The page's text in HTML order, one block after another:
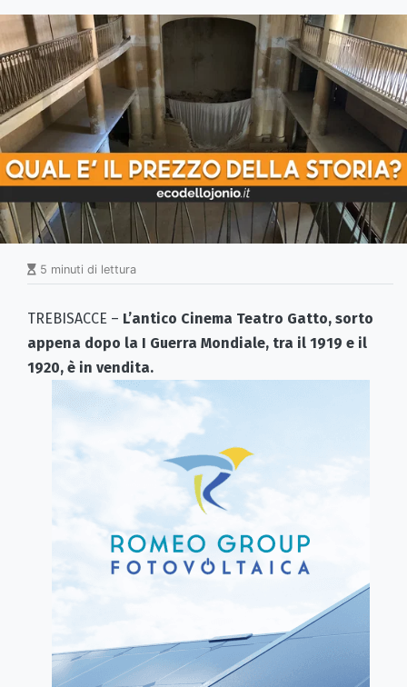
5 minuti di lettura
TREBISACCE – L’antico Cinema Teatro Gatto, sorto
appena dopo la I Guerra Mondiale, tra il 1919 e il
1920, è in vendita.